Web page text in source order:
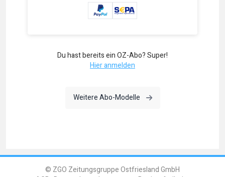
Du hast bereits ein OZ-Abo? Super!
Hier anmelden
Weitere Abo-Modelle
© ZGO Zeitungsgruppe Ostfriesland GmbH